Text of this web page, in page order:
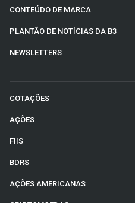
CONTEÚDO DE MARCA
PLANTÃO DE NOTÍCIAS DA B3
NEWSLETTERS
COTAÇÕES
AÇÕES
FIIS
BDRS
AÇÕES AMERICANAS